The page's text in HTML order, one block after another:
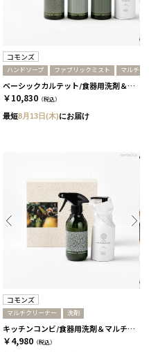
コモンズ
ハンドソープ ファブリックミスト マルチク
ベーシックカルテット/食器用洗剤＆マルチクリーナー＆ハンドソープ＆ファブリックミスト［コモンズ］
￥10,830 （税込）
最短8月13日(木)にお届け
コモンズ
マルチクリーナー 洗剤
キッチンコンビ/食器用洗剤＆マルチクリーナー［コモンズ］
￥4,980 （税込）